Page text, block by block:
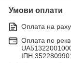
Умови оплати
Оплата на
Оплата по
ІПН